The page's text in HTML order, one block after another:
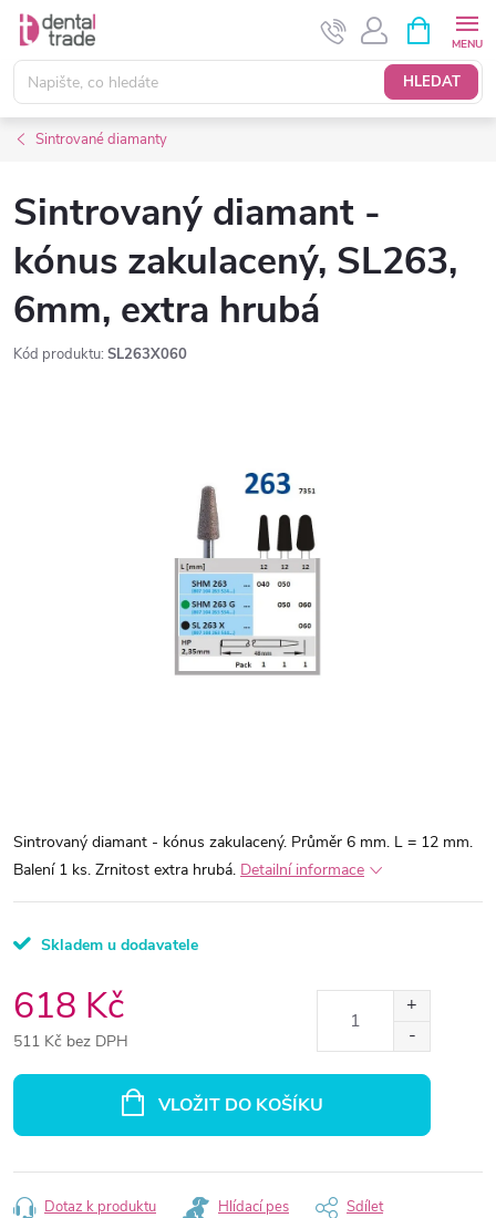
Přejít
obsah
HLEDAT
NÁKUPNÍ
KOŠÍK
Sintrované diamanty
Sintrovaný diamant -
kónus zakulacený, SL263,
6mm, extra hrubá
Kód produktu: SL263X060
Sintrovaný diamant - kónus zakulacený. Průměr 6 mm. L = 12 mm.
Balení 1 ks. Zrnitost extra hrubá. Detailní informace
Skladem u dodavatele
618 Kč
511 Kč bez DPH
VLOŽIT DO KOŠÍKU
Dotaz k produktu Hlídací pes Sdílet